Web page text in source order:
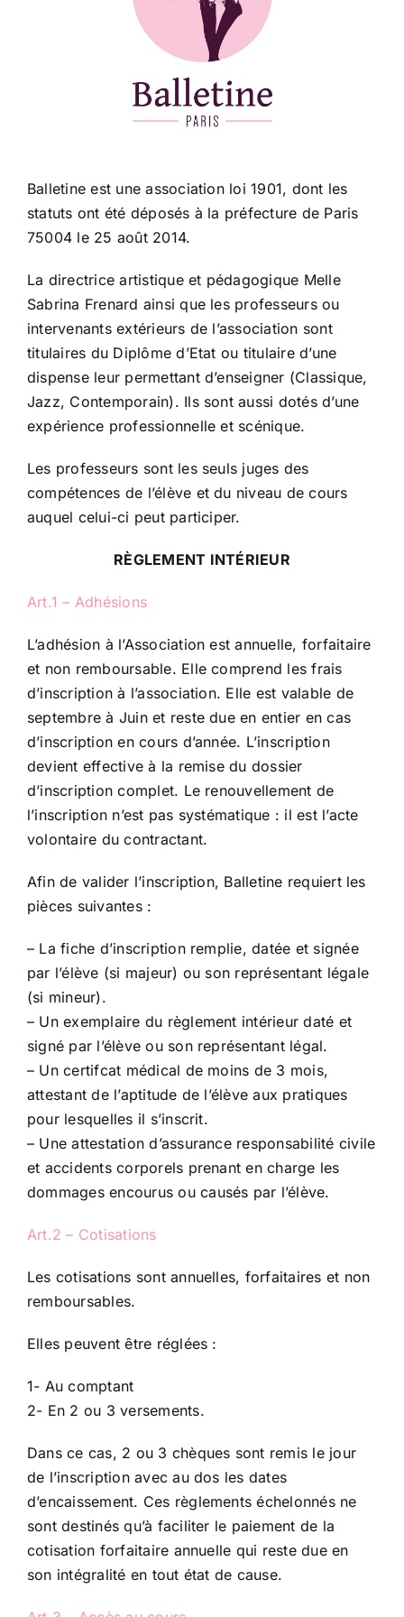
Balletine est une association loi 1901, dont les
statuts ont été déposés à la préfecture de Paris
75004 le 25 août 2014.
La directrice artistique et pédagogique Melle
Sabrina Frenard ainsi que les professeurs ou
intervenants extérieurs de l’association sont
titulaires du Diplôme d’Etat ou titulaire d’une
dispense leur permettant d’enseigner (Classique,
Jazz, Contemporain). Ils sont aussi dotés d’une
expérience professionnelle et scénique.
Les professeurs sont les seuls juges des
compétences de l’élève et du niveau de cours
auquel celui-ci peut participer.
RÈGLEMENT INTÉRIEUR
Art.1 – Adhésions
L’adhésion à l’Association est annuelle, forfaitaire
et non remboursable. Elle comprend les frais
d’inscription à l’association. Elle est valable de
septembre à Juin et reste due en entier en cas
d’inscription en cours d’année. L’inscription
devient effective à la remise du dossier
d’inscription complet. Le renouvellement de
l’inscription n’est pas systématique : il est l’acte
volontaire du contractant.
Afin de valider l’inscription, Balletine requiert les
pièces suivantes :
– La fiche d’inscription remplie, datée et signée
par l’élève (si majeur) ou son représentant légale
(si mineur).
– Un exemplaire du règlement intérieur daté et
signé par l’élève ou son représentant légal.
– Un certifcat médical de moins de 3 mois,
attestant de l’aptitude de l’élève aux pratiques
pour lesquelles il s’inscrit.
– Une attestation d’assurance responsabilité civile
et accidents corporels prenant en charge les
dommages encourus ou causés par l’élève.
Art.2 – Cotisations
Les cotisations sont annuelles, forfaitaires et non
remboursables.
Elles peuvent être réglées :
1- Au comptant
2- En 2 ou 3 versements.
Dans ce cas, 2 ou 3 chèques sont remis le jour
de l’inscription avec au dos les dates
d’encaissement. Ces règlements échelonnés ne
sont destinés qu’à faciliter le paiement de la
cotisation forfaitaire annuelle qui reste due en
son intégralité en tout état de cause.